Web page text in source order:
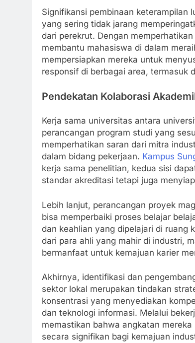
Signifikansi pembinaan keterampilan
yang sering tidak jarang
dari perekrut. Dengan
membantu mahasiswa di dalam
mempersiapkan mereka untuk
responsif di berbagai area, termasuk
Pendekatan Kolaborasi
Kerja sama universitas antara
perancangan program studi yang
memperhatikan saran dari mitra
dalam bidang pekerjaan. Kampus
kerja sama penelitian, kedua sisi
standar akreditasi tetapi juga
Lebih lanjut, perancangan proyek
bisa memperbaiki proses belajar
dan keahlian yang dipelajari di ruang
dari para ahli yang mahir di industri,
bermanfaat untuk kemajuan karier
Akhirnya, identifikasi dan
sektor lokal merupakan tindakan
konsentrasi yang menyediakan
dan teknologi informasi. Melalui
memastikan bahwa angkatan
secara signifikan bagi kemajuan